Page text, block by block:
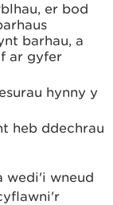
er bod
barhau, a
ar gyfer
hynny y
heb ddechrau
wedi'i wneud